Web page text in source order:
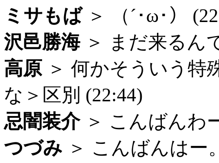
ミサもば＞ （´･ω･）
沢邑勝海＞ まだ来るん
高原 ＞ 何かそういう特
な＞区別 (22:44)
忌闇装介＞ こんばんわ
つづみ ＞ こんばんはー